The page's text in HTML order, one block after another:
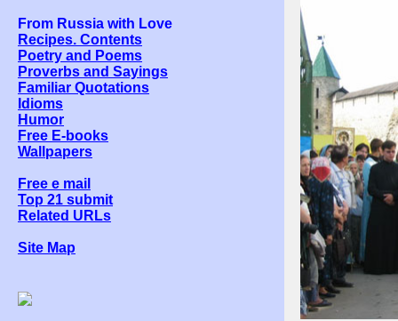
From Russia with Love
Recipes. Contents
Poetry and Poems
Proverbs and Sayings
Familiar Quotations
Idioms
Humor
Free E-books
Wallpapers
Free e mail
Top 21 submit
Related URLs
Site Map